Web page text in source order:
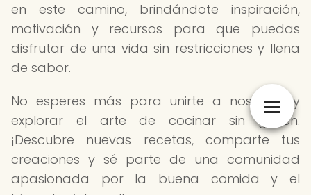
en este camino, brindándote inspiración,
motivación y recursos para que puedas
disfrutar de una vida sin restricciones y llena
de sabor.
No esperes más para unirte a nosotros y
explorar el arte de cocinar sin gluten.
¡Descubre nuevas recetas, comparte tus
creaciones y sé parte de una comunidad
apasionada por la buena comida y el